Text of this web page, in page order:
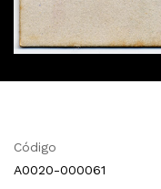
Código
A0020-000061